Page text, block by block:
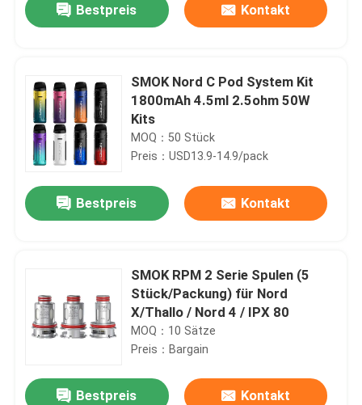
Bestpreis Kontakt
SMOK Nord C Pod System Kit
1800mAh 4.5ml 2.5ohm 50W
Kits
MOQ：50 Stück
Preis：USD13.9-14.9/pack
Bestpreis Kontakt
SMOK RPM 2 Serie Spulen (5
Stück/Packung) für Nord
X/Thallo / Nord 4 / IPX 80
MOQ：10 Sätze
Preis：Bargain
Bestpreis Kontakt